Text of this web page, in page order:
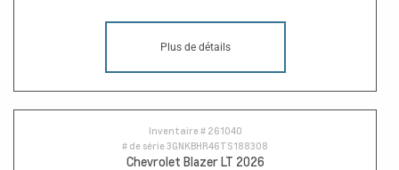
Plus de détails
Inventaire # 261040
# de série3GNKBHR46TS188308
Chevrolet Blazer LT 2026